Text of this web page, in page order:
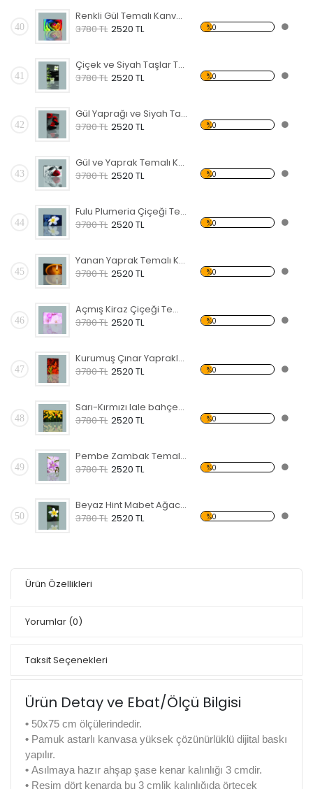
40
Renkli Gül Temalı Kanvas Tablo
3780 TL 2520 TL %0
41
Çiçek ve Siyah Taşlar Temalı Kanvas Tablo
3780 TL 2520 TL %0
42
Gül Yaprağı ve Siyah Taş Kanvas Tablo
3780 TL 2520 TL %0
43
Gül ve Yaprak Temalı Kanvas Tablo
3780 TL 2520 TL %0
44
Fulu Plumeria Çiçeği Temalı Kanvas Tablo
3780 TL 2520 TL %0
45
Yanan Yaprak Temalı Kanvas Tablo
3780 TL 2520 TL %0
46
Açmış Kiraz Çiçeği Temalı Kanvas Tablo
3780 TL 2520 TL %0
47
Kurumuş Çınar Yaprakları Temalı Kanvas Tablo
3780 TL 2520 TL %0
48
Sarı-Kırmızı lale bahçesi Kanvas Tablo
3780 TL 2520 TL %0
49
Pembe Zambak Temalı Kanvas Tablo
3780 TL 2520 TL %0
50
Beyaz Hint Mabet Ağacı Kanvas Tablo
3780 TL 2520 TL %0
Ürün Özellikleri
Yorumlar (0)
Taksit Seçenekleri
Ürün Detay ve Ebat/Ölçü Bilgisi
• 50x75 cm ölçülerindedir.
• Pamuk astarlı kanvasa yüksek çözünürlüklü dijital baskı
yapılır.
• Asılmaya hazır ahşap şase kenar kalınlığı 3 cmdir.
• Resim dört kenarda bu 3 cmlik kalınlığıda örtecek